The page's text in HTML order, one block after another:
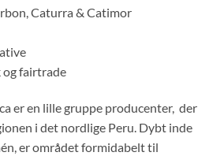
Caturra & Catimor
fairtrade
er en lille gruppe producenter, der
i det nordlige Peru. Dybt inde
er området formidabelt til